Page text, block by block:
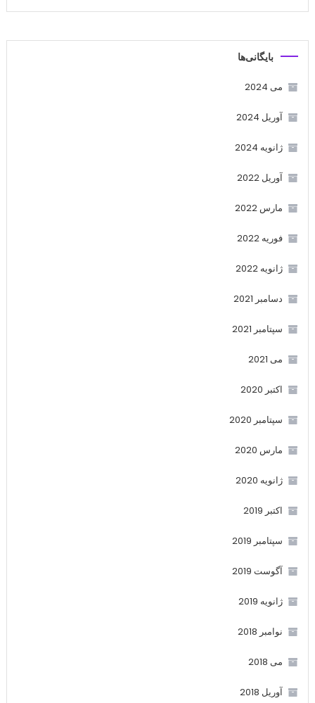
بایگانی‌ها
می 2024
آوریل 2024
ژانویه 2024
آوریل 2022
مارس 2022
فوریه 2022
ژانویه 2022
دسامبر 2021
سپتامبر 2021
می 2021
اکتبر 2020
سپتامبر 2020
مارس 2020
ژانویه 2020
اکتبر 2019
سپتامبر 2019
آگوست 2019
ژانویه 2019
نوامبر 2018
می 2018
آوریل 2018